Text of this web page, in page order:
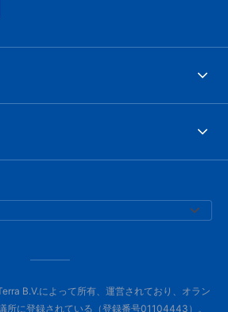
B.V.によって所有、運営されており、オラン
所に登録されている（登録番号01104443）。